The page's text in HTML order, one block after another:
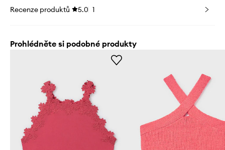
Recenze produktů 5.0 1
Prohlédněte si podobné produkty